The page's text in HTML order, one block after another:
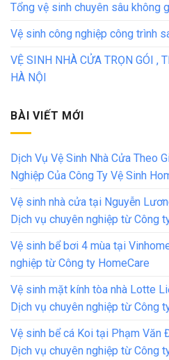
Tổng vệ sinh chuyên sâu không
Vệ sinh công nghiệp công trình
VỆ SINH NHÀ CỬA TRỌN GÓI ,
HÀ NỘI
BÀI VIẾT MỚI
Dịch Vụ Vệ Sinh Nhà Cửa Theo
Nghiệp Của Công Ty Vệ Sinh
Vệ sinh nhà cửa tại Nguyễn
Dịch vụ chuyên nghiệp từ Công
Vệ sinh bể bơi 4 mùa tại
nghiệp từ Công ty HomeCare
Vệ sinh mặt kính tòa nhà Lotte
Dịch vụ chuyên nghiệp từ Công
Vệ sinh bể cá Koi tại Phạm Văn
Dịch vụ chuyên nghiệp từ Công